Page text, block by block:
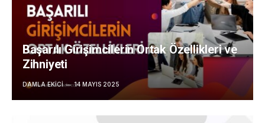
Başarılı Girişimcilerin Ortak Özellikleri ve
Zihniyeti
DAMLA EKICI 14 MAYIS 2025